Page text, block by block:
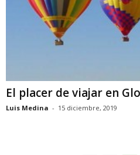
El placer de viajar en
Luis Medina - 15 diciembre, 2019